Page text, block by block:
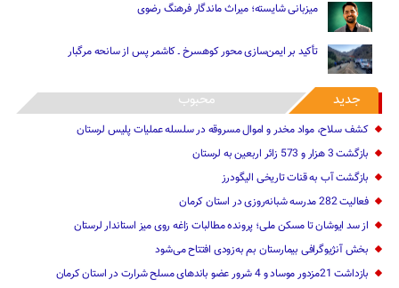
میزبانی شایسته؛ میراث ماندگار فرهنگ رضوی
تأکید بر ایمن‌سازی محور کوهسرخ ـ کاشمر پس از سانحه مرگبار
جدید محبوب
کشف سلاح، مواد مخدر و اموال مسروقه در سلسله عملیات پلیس لرستان
بازگشت 3 هزار و 573 زائر اربعین به لرستان
بازگشت آب به قنات تاریخی الیگودرز
فعالیت 282 مدرسه شبانه‌روزی در استان کرمان
از سد ایوشان تا مسکن ملی؛ پرونده مطالبات زاغه روی میز استاندار لرستان
بخش آنژیوگرافی بیمارستان بم به‌زودی افتتاح می‌شود
بازداشت 21مزدور موساد و 4 شرور عضو باندهای مسلح شرارت در استان کرمان